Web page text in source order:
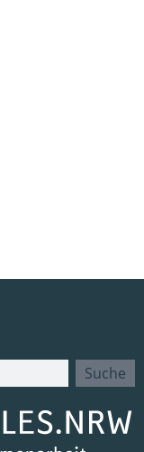
Suche